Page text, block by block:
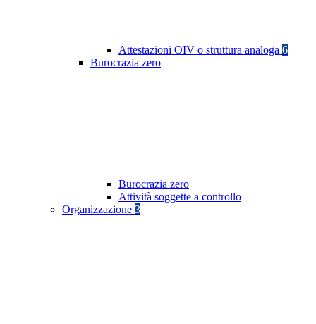
Attestazioni OIV o struttura analoga 6
Burocrazia zero
Burocrazia zero
Attività soggette a controllo
Organizzazione 3